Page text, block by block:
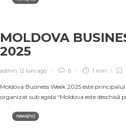
MOLDOVA
2025
admin, 12 luni ago 0 1 min
Moldova Business Week 2025 este
organizat sub egida “Moldova este deschisă
news(ro)